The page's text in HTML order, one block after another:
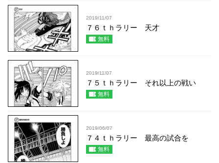
2019/11/07
７６ｔｈラリー 天才
無料
2019/11/07
７５ｔｈラリー それ以上の戦い
無料
2019/06/07
７４ｔｈラリー 最高の試合を
無料